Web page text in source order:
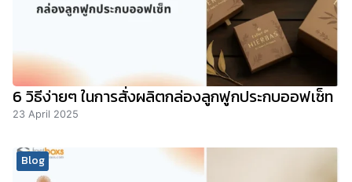
6 วิธีง่ายๆ ในการสั่งผลิตกล่องลูกฟูกประกบออฟเซ็ท
23 April 2025
Blog